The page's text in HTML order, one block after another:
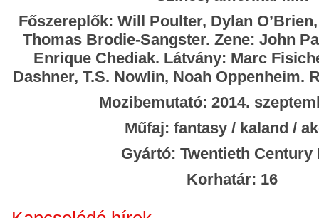
Főszereplők: Will Poulter, Dylan
Thomas Brodie-Sangster. Zene: John
Enrique Chediak. Látvány: Marc
Dashner, T.S. Nowlin, Noah Oppenheim.
Mozibemutató: 2014.
Műfaj: fantasy / kaland /
Gyártó: Twentieth Century
Korhatár: 16